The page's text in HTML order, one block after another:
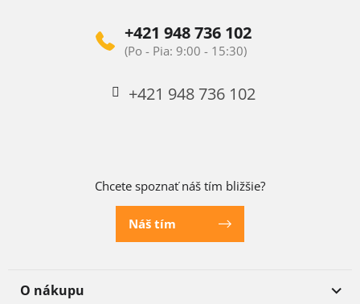
+421 948 736 102
+421 948 736 102
Chcete spoznať náš tím bližšie?
Náš tím
O nákupu